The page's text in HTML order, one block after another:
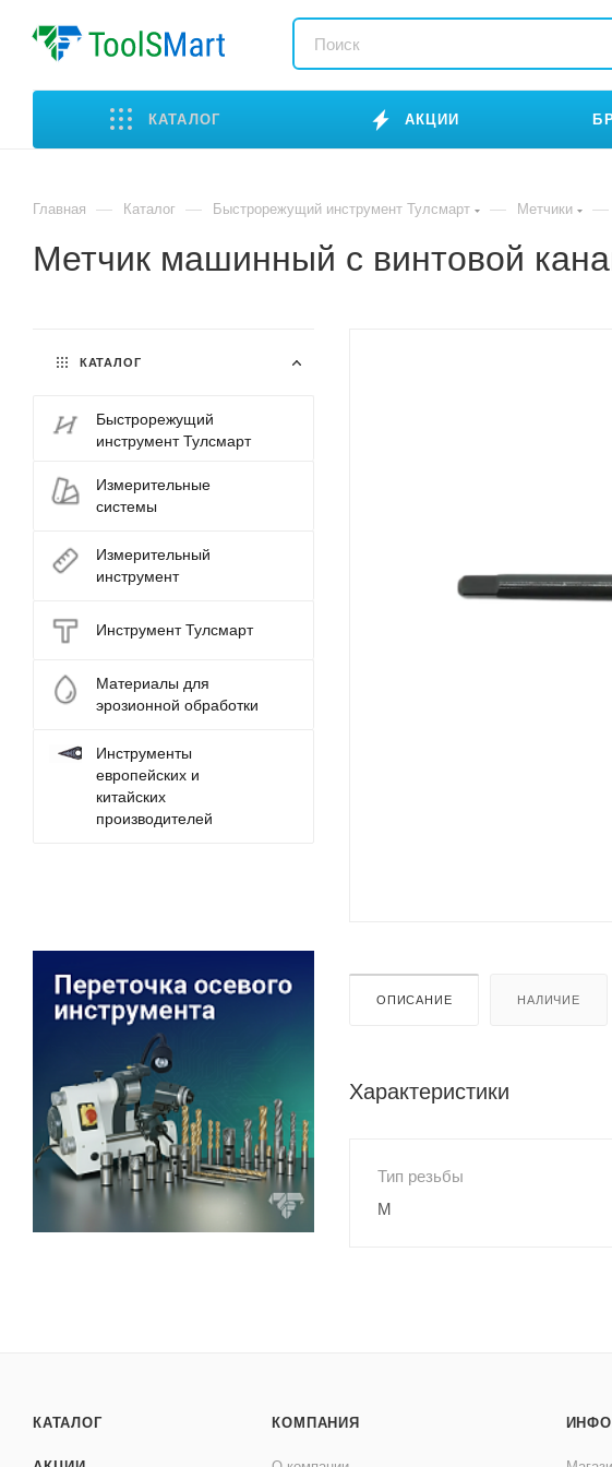
КАТАЛОГ АКЦИИ
Главная — Каталог — Быстрорежущий инструмент Тулсмарт — Метчики —
Метчик машинный с винтовой
ОПИСАНИЕ НАЛИЧИЕ
Характеристики
Тип резьбы
M
КАТАЛОГ
Быстрорежущий
инструмент Тулсмарт
Измерительные
системы
Измерительный
инструмент
Инструмент Тулсмарт
Материалы для
эрозионной обработки
Инструменты
европейских и
китайских
производителей
КАТАЛОГ КОМПАНИЯ